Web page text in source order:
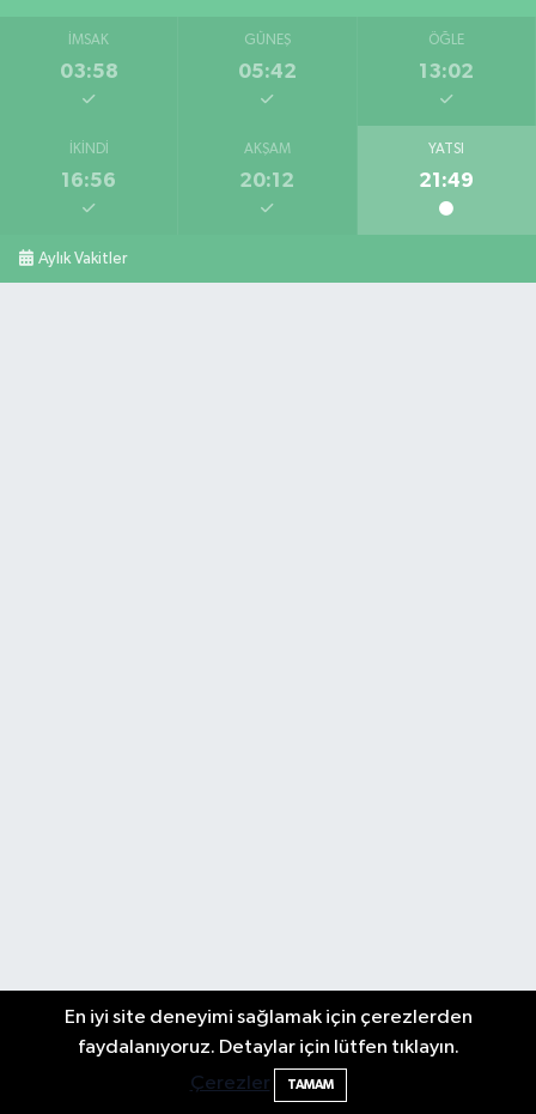
İMSAK
03:58
GÜNEŞ
05:42
ÖĞLE
13:02
İKINDI
16:56
AKŞAM
20:12
YATSI
21:49
Aylık Vakitler
En iyi site deneyimi sağlamak için çerezlerden
faydalanıyoruz. Detaylar için lütfen tıklayın.
Çerezler
TAMAM